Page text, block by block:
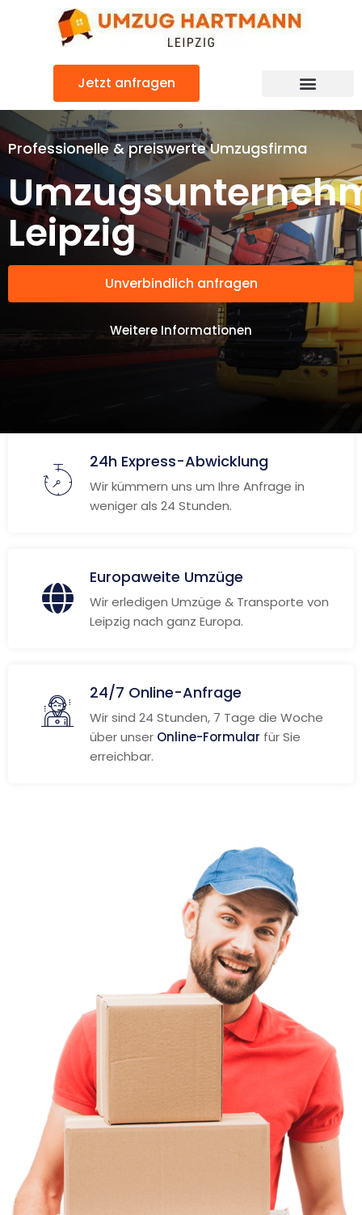
Jetzt anfragen
Professionelle & preiswerte Umzugsfirma
Leipzig
Unverbindlich anfragen
Weitere Informationen
24h Express-Abwicklung
Wir kümmern uns um Ihre Anfrage in
weniger als 24 Stunden.
Europaweite Umzüge
Wir erledigen Umzüge & Transporte von
Leipzig nach ganz Europa.
24/7 Online-Anfrage
Wir sind 24 Stunden, 7 Tage die Woche
über unser Online-Formular für Sie
erreichbar.